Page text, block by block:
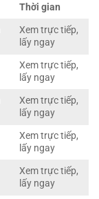
Thời gian
Xem trực tiếp,
lấy ngay
Xem trực tiếp,
lấy ngay
Xem trực tiếp,
lấy ngay
Xem trực tiếp,
lấy ngay
Xem trực tiếp,
lấy ngay